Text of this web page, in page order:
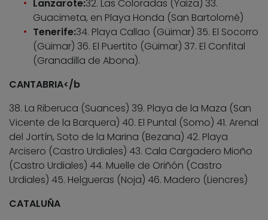
Lanzarote:32. Las Coloradas (Yaiza) 33.
Guacimeta, en Playa Honda (San Bartolomé)
Tenerife:34. Playa Callao (Güimar) 35. El Socorro
(Güimar) 36. El Puertito (Güimar) 37. El Confital
(Granadilla de Abona).
CANTABRIA</b
38. La Riberuca (Suances) 39. Playa de la Maza (San
Vicente de la Barquera) 40. El Puntal (Somo) 41. Arenal
del Jortín, Soto de la Marina (Bezana) 42. Playa
Arcisero (Castro Urdiales) 43. Cala Cargadero Mioño
(Castro Urdiales) 44. Muelle de Oriñón (Castro
Urdiales) 45. Helgueras (Noja) 46. Madero (Liencres)
CATALUÑA